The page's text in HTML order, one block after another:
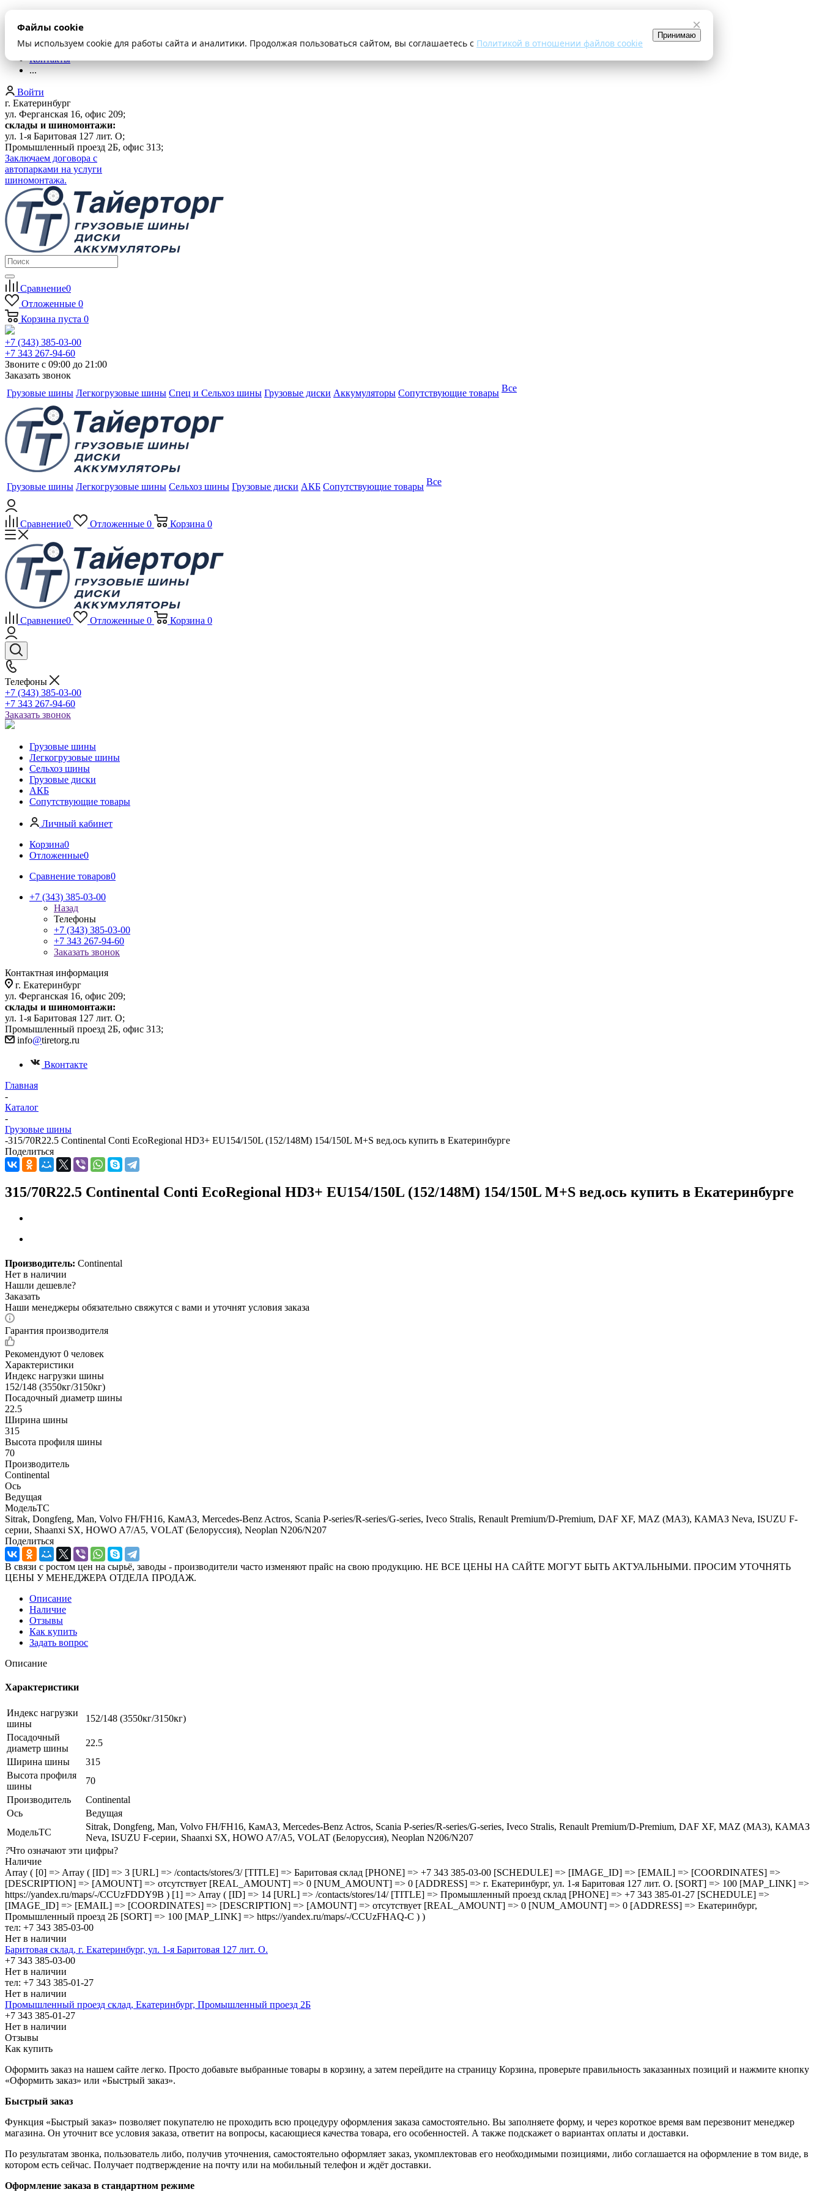
×
Файлы cookie
Мы используем cookie для работы сайта и аналитики. Продолжая пользоваться сайтом, вы соглашаетесь с Политикой в отношении файлов cookie
Принимаю
Оплата и доставка
Шиномонтаж
Контакты
...
Войти
г. Екатеринбург
ул. Ферганская 16, офис 209;
склады и шиномонтажи:
ул. 1-я Баритовая 127 лит. О;
Промышленный проезд 2Б, офис 313;
Заключаем договора с
автопарками на услуги
шиномонтажа.
Сравнение0
Отложенные 0
Корзина пуста 0
+7 (343) 385-03-00
+7 343 267-94-60
Звоните с 09:00 до 21:00
Заказать звонок
Грузовые шины Легкогрузовые шины Спец и Сельхоз шины Грузовые диски Аккумуляторы Сопутствующие товары Все
Грузовые шины Легкогрузовые шины Сельхоз шины Грузовые диски АКБ Сопутствующие товары Все
Сравнение0 Отложенные 0 Корзина 0
Сравнение0 Отложенные 0 Корзина 0
Телефоны
+7 (343) 385-03-00
+7 343 267-94-60
Заказать звонок
Грузовые шины
Легкогрузовые шины
Сельхоз шины
Грузовые диски
АКБ
Сопутствующие товары
Личный кабинет
Корзина0
Отложенные0
Сравнение товаров0
+7 (343) 385-03-00
Назад
Телефоны
+7 (343) 385-03-00
+7 343 267-94-60
Заказать звонок
Контактная информация
г. Екатеринбург
ул. Ферганская 16, офис 209;
склады и шиномонтажи:
ул. 1-я Баритовая 127 лит. О;
Промышленный проезд 2Б, офис 313;
info@tiretorg.ru
Вконтакте
Главная
-
Каталог
-
Грузовые шины
-315/70R22.5 Continental Conti EcoRegional HD3+ EU154/150L (152/148M) 154/150L M+S вед.ось купить в Екатеринбурге
Поделиться
315/70R22.5 Continental Conti EcoRegional HD3+ EU154/150L (152/148M) 154/150L M+S вед.ось купить в Екатеринбурге
Производитель: Continental
Нет в наличии
Нашли дешевле?
Заказать
Наши менеджеры обязательно свяжутся с вами и уточнят условия заказа
Гарантия производителя
Рекомендуют 0 человек
Характеристики
Индекс нагрузки шины
152/148 (3550кг/3150кг)
Посадочный диаметр шины
22.5
Ширина шины
315
Высота профиля шины
70
Производитель
Continental
Ось
Ведущая
МодельТС
Sitrak, Dongfeng, Man, Volvo FH/FH16, КамАЗ, Mercedes-Benz Actros, Scania P-series/R-series/G-series, Iveco Stralis, Renault Premium/D-Premium, DAF XF, MAZ (МАЗ), КАМАЗ Neva, ISUZU F-
серии, Shaanxi SX, HOWO A7/A5, VOLAT (Белоруссия), Neoplan N206/N207
Поделиться
В связи с ростом цен на сырьё, заводы - производители часто изменяют прайс на свою продукцию. НЕ ВСЕ ЦЕНЫ НА САЙТЕ МОГУТ БЫТЬ АКТУАЛЬНЫМИ. ПРОСИМ УТОЧНЯТЬ
ЦЕНЫ У МЕНЕДЖЕРА ОТДЕЛА ПРОДАЖ.
Описание
Наличие
Отзывы
Как купить
Задать вопрос
Описание
Характеристики
Индекс нагрузки
шины
152/148 (3550кг/3150кг)
Посадочный
диаметр шины
22.5
Ширина шины
315
Высота профиля
шины
70
Производитель
Continental
Ось
Ведущая
МодельТС
Sitrak, Dongfeng, Man, Volvo FH/FH16, КамАЗ, Mercedes-Benz Actros, Scania P-series/R-series/G-series, Iveco Stralis, Renault Premium/D-Premium, DAF XF, MAZ (МАЗ), КАМАЗ
Neva, ISUZU F-серии, Shaanxi SX, HOWO A7/A5, VOLAT (Белоруссия), Neoplan N206/N207
?Что означают эти цифры?
Наличие
Array ( [0] => Array ( [ID] => 3 [URL] => /contacts/stores/3/ [TITLE] => Баритовая склад [PHONE] => +7 343 385-03-00 [SCHEDULE] => [IMAGE_ID] => [EMAIL] => [COORDINATES] =>
[DESCRIPTION] => [AMOUNT] => отсутствует [REAL_AMOUNT] => 0 [NUM_AMOUNT] => 0 [ADDRESS] => г. Екатеринбург, ул. 1-я Баритовая 127 лит. О. [SORT] => 100 [MAP_LINK] =>
https://yandex.ru/maps/-/CCUzFDDY9B ) [1] => Array ( [ID] => 14 [URL] => /contacts/stores/14/ [TITLE] => Промышленный проезд cклад [PHONE] => +7 343 385-01-27 [SCHEDULE] =>
[IMAGE_ID] => [EMAIL] => [COORDINATES] => [DESCRIPTION] => [AMOUNT] => отсутствует [REAL_AMOUNT] => 0 [NUM_AMOUNT] => 0 [ADDRESS] => Екатеринбург,
Промышленный проезд 2Б [SORT] => 100 [MAP_LINK] => https://yandex.ru/maps/-/CCUzFHAQ-C ) )
тел: +7 343 385-03-00
Нет в наличии
Баритовая склад, г. Екатеринбург, ул. 1-я Баритовая 127 лит. О.
+7 343 385-03-00
Нет в наличии
тел: +7 343 385-01-27
Нет в наличии
Промышленный проезд cклад, Екатеринбург, Промышленный проезд 2Б
+7 343 385-01-27
Нет в наличии
Отзывы
Как купить
Оформить заказ на нашем сайте легко. Просто добавьте выбранные товары в корзину, а затем перейдите на страницу Корзина, проверьте правильность заказанных позиций и нажмите кнопку
«Оформить заказ» или «Быстрый заказ».
Быстрый заказ
Функция «Быстрый заказ» позволяет покупателю не проходить всю процедуру оформления заказа самостоятельно. Вы заполняете форму, и через короткое время вам перезвонит менеджер
магазина. Он уточнит все условия заказа, ответит на вопросы, касающиеся качества товара, его особенностей. А также подскажет о вариантах оплаты и доставки.
По результатам звонка, пользователь либо, получив уточнения, самостоятельно оформляет заказ, укомплектовав его необходимыми позициями, либо соглашается на оформление в том виде, в
котором есть сейчас. Получает подтверждение на почту или на мобильный телефон и ждёт доставки.
Оформление заказа в стандартном режиме